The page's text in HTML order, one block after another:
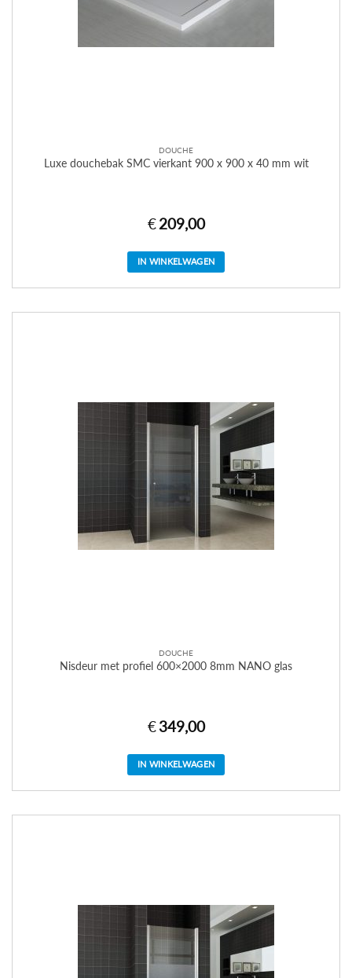
DOUCHE
Luxe douchebak SMC vierkant 900 x 900 x 40 mm wit
€ 209,00
IN WINKELWAGEN
DOUCHE
Nisdeur met profiel 600×2000 8mm NANO glas
€ 349,00
IN WINKELWAGEN